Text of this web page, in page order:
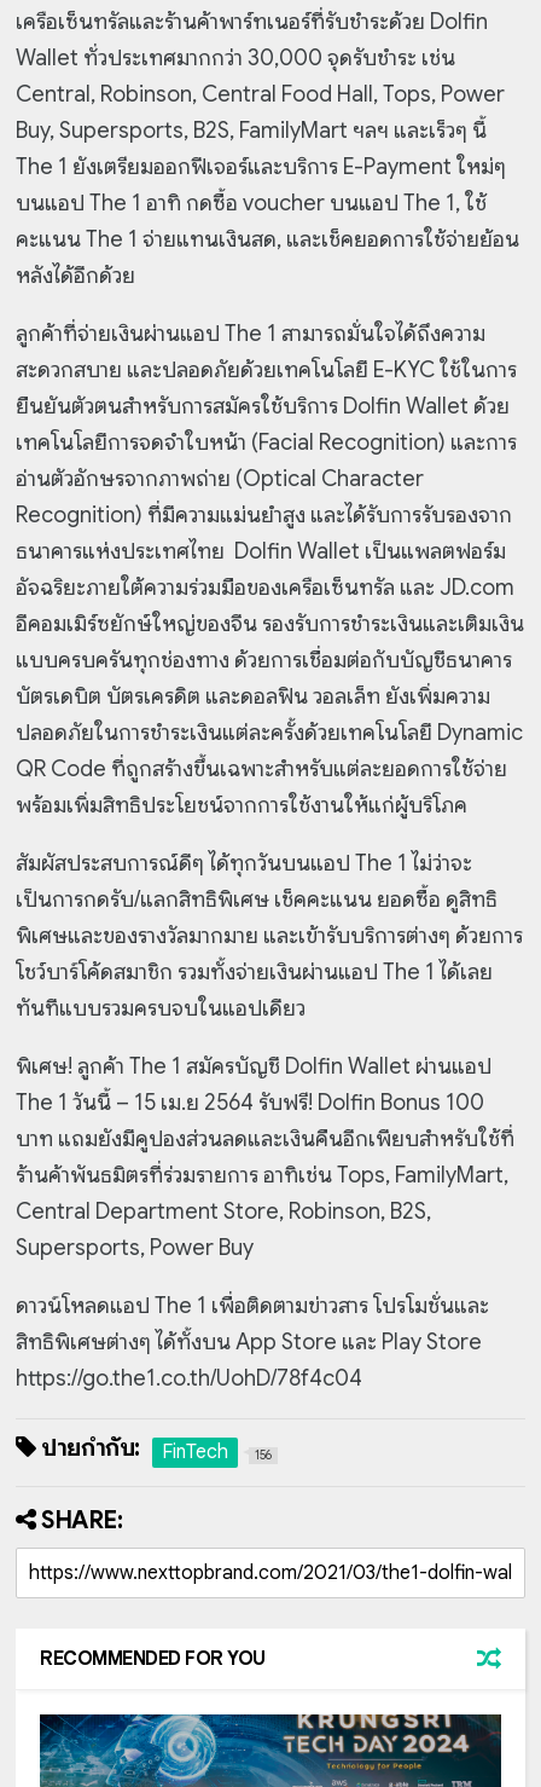
เครือเซ็นทรัลและร้านค้าพาร์ทเนอร์ที่รับชำระด้วย Dolfin
Wallet ทั่วประเทศมากกว่า 30,000 จุดรับชำระ เช่น
Central, Robinson, Central Food Hall, Tops, Power
Buy, Supersports, B2S, FamilyMart ฯลฯ และเร็วๆ นี้
The 1 ยังเตรียมออกฟีเจอร์และบริการ E-Payment ใหม่ๆ
บนแอป The 1 อาทิ กดซื้อ voucher บนแอป The 1, ใช้
คะแนน The 1 จ่ายแทนเงินสด, และเช็คยอดการใช้จ่ายย้อน
หลังได้อีกด้วย
ลูกค้าที่จ่ายเงินผ่านแอป The 1 สามารถมั่นใจได้ถึงความ
สะดวกสบาย และปลอดภัยด้วยเทคโนโลยี E-KYC ใช้ในการ
ยืนยันตัวตนสำหรับการสมัครใช้บริการ Dolfin Wallet ด้วย
เทคโนโลยีการจดจำใบหน้า (Facial Recognition) และการ
อ่านตัวอักษรจากภาพถ่าย (Optical Character
Recognition) ที่มีความแม่นยำสูง และได้รับการรับรองจาก
ธนาคารแห่งประเทศไทย Dolfin Wallet เป็นแพลตฟอร์ม
อัจฉริยะภายใต้ความร่วมมือของเครือเซ็นทรัล และ JD.com
อีคอมเมิร์ซยักษ์ใหญ่ของจีน รองรับการชำระเงินและเติมเงิน
แบบครบครันทุกช่องทาง ด้วยการเชื่อมต่อกับบัญชีธนาคาร
บัตรเดบิต บัตรเครดิต และดอลฟิน วอลเล็ท ยังเพิ่มความ
ปลอดภัยในการชำระเงินแต่ละครั้งด้วยเทคโนโลยี Dynamic
QR Code ที่ถูกสร้างขึ้นเฉพาะสำหรับแต่ละยอดการใช้จ่าย
พร้อมเพิ่มสิทธิประโยชน์จากการใช้งานให้แก่ผู้บริโภค
สัมผัสประสบการณ์ดีๆ ได้ทุกวันบนแอป The 1 ไม่ว่าจะ
เป็นการกดรับ/แลกสิทธิพิเศษ เช็คคะแนน ยอดซื้อ ดูสิทธิ
พิเศษและของรางวัลมากมาย และเข้ารับบริการต่างๆ ด้วยการ
โชว์บาร์โค้ดสมาชิก รวมทั้งจ่ายเงินผ่านแอป The 1 ได้เลย
ทันทีแบบรวมครบจบในแอปเดียว
พิเศษ! ลูกค้า The 1 สมัครบัญชี Dolfin Wallet ผ่านแอป
The 1 วันนี้ – 15 เม.ย 2564 รับฟรี! Dolfin Bonus 100
บาท แถมยังมีคูปองส่วนลดและเงินคืนอีกเพียบสำหรับใช้ที่
ร้านค้าพันธมิตรที่ร่วมรายการ อาทิเช่น Tops, FamilyMart,
Central Department Store, Robinson, B2S,
Supersports, Power Buy
ดาวน์โหลดแอป The 1 เพื่อติดตามข่าวสาร โปรโมชั่นและ
สิทธิพิเศษต่างๆ ได้ทั้งบน App Store และ Play Store
https://go.the1.co.th/UohD/78f4c04
ป้ายกำกับ: FinTech 156
SHARE:
RECOMMENDED FOR YOU